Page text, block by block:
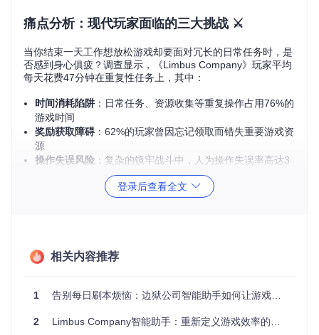
痛点分析：现代玩家面临的三大挑战 ⚔️
当你结束一天工作想放松游戏却要面对冗长的日常任务时，是
否感到身心俱疲？调查显示，《Limbus Company》玩家平均
每天花费47分钟在重复性任务上，其中：
时间消耗陷阱 ：日常任务、资源收集等重复操作占用76%的
游戏时间
奖励获取障碍：62%的玩家曾因忘记领取而错失重要游戏资
源
操作失误风险 ：复杂的镜牢战斗中，人为操作失误率高达3
这些问题不仅降低游戏体验，更让玩家难以享受游戏核心乐
AALC主界面展示了任务选择区(左侧)、配置区(中间)和日志区
登录后查看全文
相关内容推荐
1 告别每日刷本烦恼：边狱公司智能助手如何让游戏效率提升300%
2 Limbus Company智能助手：重新定义游戏效率的自动化解决方案